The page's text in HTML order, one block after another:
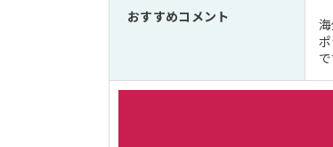
おすすめコメント
で